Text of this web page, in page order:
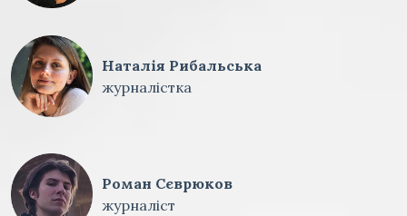
Наталія Рибальська
журналістка
Роман Сєврюков
журналіст